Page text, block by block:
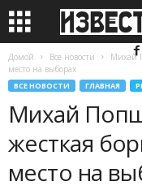
Домой Все новости
Михай
место на выборах
ВСЕ НОВОСТИ ГЛАВНАЯ
Михай
жесткая
место на